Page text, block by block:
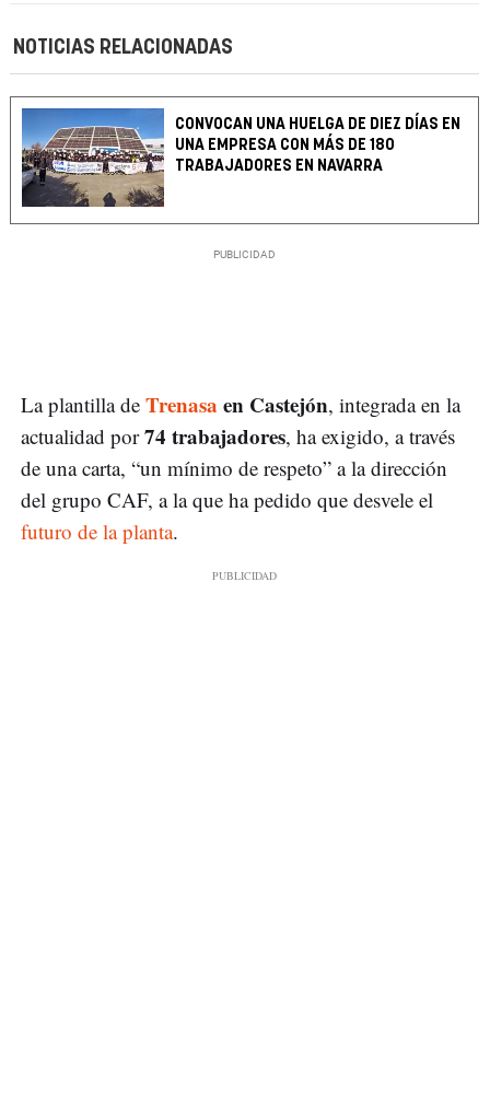
NOTICIAS RELACIONADAS
CONVOCAN UNA HUELGA DE DIEZ DÍAS EN
UNA EMPRESA CON MÁS DE 180
TRABAJADORES EN NAVARRA
La plantilla de Trenasa en Castejón, integrada en la
actualidad por74 trabajadores, ha exigido, a través
de una carta, “un mínimo de respeto” a la dirección
del grupo CAF, a la que ha pedido que desvele el
futuro de la planta.